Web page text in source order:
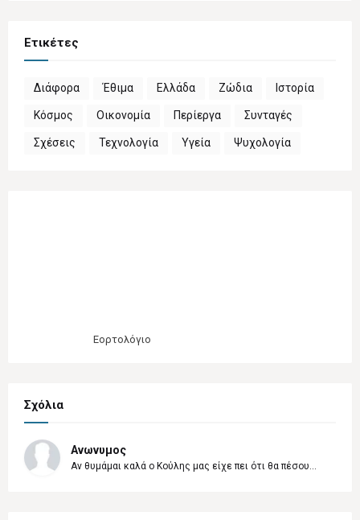
Ετικέτες
Διάφορα Έθιμα Ελλάδα Ζώδια Ιστορία
Κόσμος Οικονομία Περίεργα Συνταγές
Σχέσεις Τεχνολογία Υγεία Ψυχολογία
Εορτολόγιο
Σχόλια
Ανωνυμος
Αν θυμάμαι καλά ο Κούλης μας είχε πει ότι θα πέσου...